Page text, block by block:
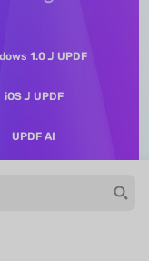
UPDF لـ Windows 1.0
UPDF لـ iOS
UPDF AI